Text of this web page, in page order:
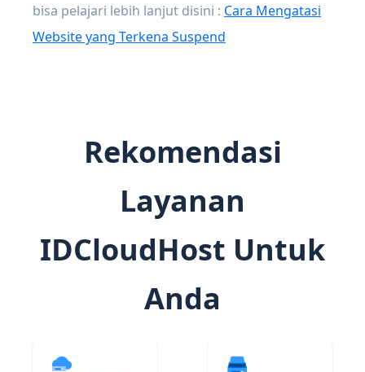
bisa pelajari lebih lanjut disini : Cara Mengatasi
Website yang Terkena Suspend
Rekomendasi
Layanan
IDCloudHost Untuk
Anda